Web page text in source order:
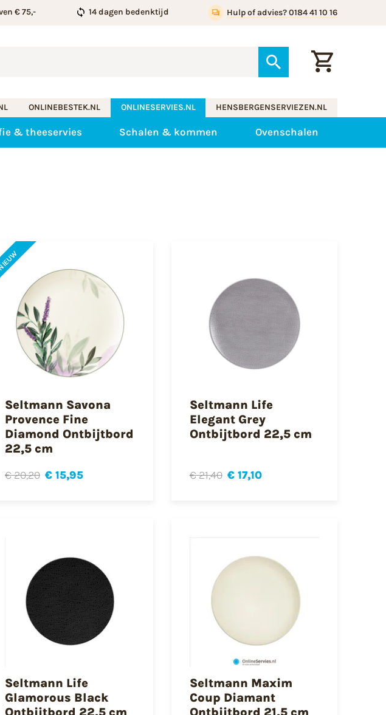
€ 75,- 14 dagen bedenktijd Hulp of advies? 0184 41 10 16
ONLINEBESTEK.NL ONLINESERVIES.NL HENSBERGENSERVIEZEN.NL
& theeservies Schalen & kommen Ovenschalen
Seltmann Savona
Provence Fine
Diamond Ontbijtbord
22,5 cm
€ 20,20 € 15,95
Seltmann Life
Elegant Grey
Ontbijtbord 22,5 cm
€ 21,40 € 17,10
Seltmann Life
Glamorous Black
Ontbijtbord 22,5 cm
Seltmann Maxim
Coup Diamant
Ontbijtbord 21,5 cm